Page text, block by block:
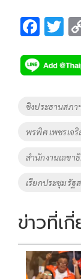
F
e
b
o
o
k
T
tt
er
Tags
ชิงประธานสภา
พรพิศ เพชรเจ
สำนักงานเลขา
เรียกประชุมรัฐ
ข่าวที่เ